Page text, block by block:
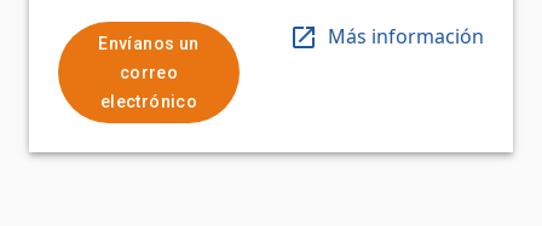
Envíanos un
correo
electrónico
Más información